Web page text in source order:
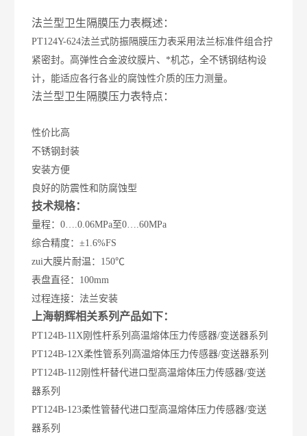
法兰型卫生隔膜压力表概述：
PT124Y-624法兰式防振隔膜压力表采用法兰标准件组合拧
紧密封。高弹性合金波纹膜片、*机芯，全不锈钢结构设
计，能适应各行各业的腐蚀性介质的压力测量。
法兰型卫生隔膜压力表特点：
性价比高
不锈钢封装
安装方便
良好的防震性和防腐蚀型
技术规格：
量程：0….0.06MPa至0….60MPa
综合精度：±1.6%FS
zui大膜片耐温：150℃
表盘直径：100mm
过程连接：法兰安装
上海朝辉相关系列产品如下：
PT124B-11X刚性杆系列高温熔体压力传感器/变送器系列
PT124B-12X柔性管系列高温熔体压力传感器/变送器系列
PT124B-112刚性杆替代进口型高温熔体压力传感器/变送
器系列
PT124B-123柔性管替代进口型高温熔体压力传感器/变送
器系列